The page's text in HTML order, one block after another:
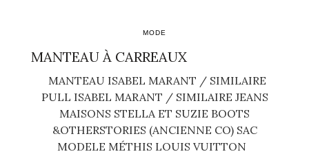
MODE
MANTEAU À CARREAUX
MANTEAU ISABEL MARANT / SIMILAIRE
PULL ISABEL MARANT / SIMILAIRE JEANS
MAISONS STELLA ET SUZIE BOOTS
&OTHERSTORIES (ANCIENNE CO) SAC
MODELE MÉTHIS LOUIS VUITTON